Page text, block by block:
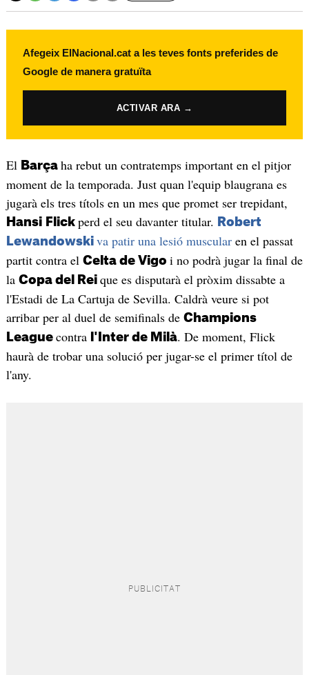
Afegeix ElNacional.cat a les teves fonts preferides de
Google de manera gratuïta
ACTIVAR ARA →
El Barça ha rebut un contratemps important en el pitjor
moment de la temporada. Just quan l'equip blaugrana es
jugarà els tres títols en un mes que promet ser trepidant,
Hansi Flick perd el seu davanter titular.
Robert
Lewandowski va patir una lesió muscular en el passat
partit contra el Celta de Vigo i no podrà jugar la final de
la Copa del Rei que es disputarà el pròxim dissabte a
l'Estadi de La Cartuja de Sevilla. Caldrà veure si pot
arribar per al duel de semifinals de Champions
League contra l'Inter de Milà. De moment, Flick
haurà de trobar una solució per jugar-se el primer títol de
l'any.